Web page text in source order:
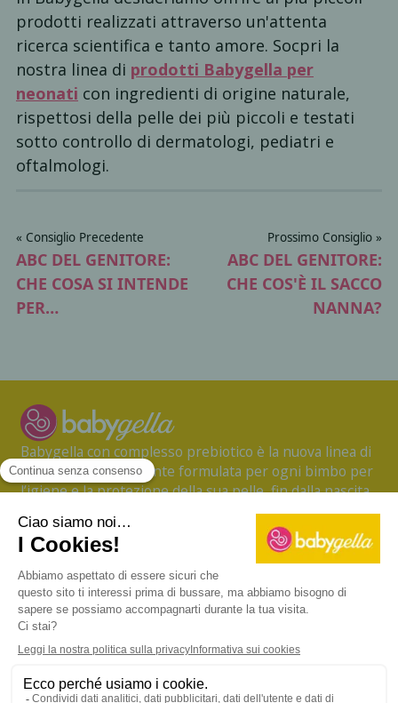
prodotti realizzati attraverso un'attenta
ricerca scientifica e tanto amore. Socpri la
nostra linea di prodotti Babygella per
neonati con ingredienti di origine naturale,
rispettosi della pelle dei più piccoli e testati
sotto controllo di dermatologi, pediatri e
oftalmologi.
« Consiglio Precedente
ABC DEL GENITORE:
CHE COSA SI INTENDE
PER…
Prossimo Consiglio »
ABC DEL GENITORE:
CHE COS'È IL SACCO
NANNA?
Babygella con complesso prebiotico è la nuova linea di
prodotti specificamente formulata per ogni bimbo per
l’igiene e la protezione della sua pelle, fin dalla nascita.
CONTATTI
TERMINI D'USO
PRIVACY POLICY
INFORMATIVA SUI COOKIES